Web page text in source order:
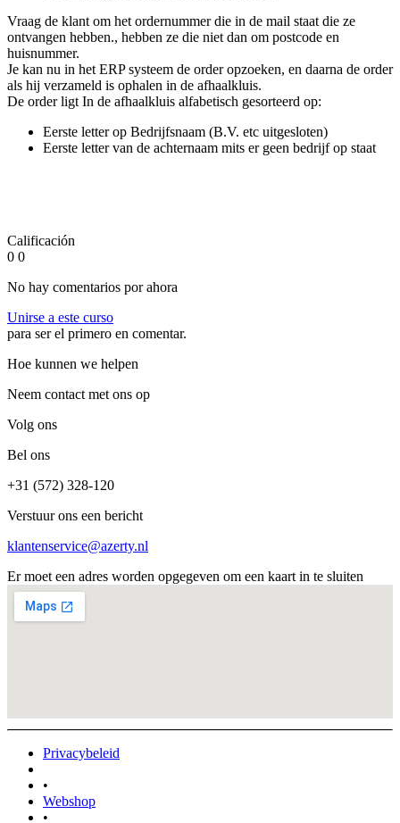
Vraag de klant om het ordernummer die in de mail staat die ze
ontvangen hebben., hebben ze die niet dan om postcode en
huisnummer.
Je kan nu in het ERP systeem de order opzoeken, en daarna de order
als hij verzameld is ophalen in de afhaalkluis.
De order ligt In de afhaalkluis alfabetisch gesorteerd op:
Eerste letter op Bedrijfsnaam (B.V. etc uitgesloten)
Eerste letter van de achternaam mits er geen bedrijf op staat
Calificación
0 0
No hay comentarios por ahora
Unirse a este curso
para ser el primero en comentar.
Hoe kunnen we helpen
Neem contact met ons op
Volg ons
Bel ons
+31 (572) 328-120
Verstuur ons een bericht
klantenservice@azerty.nl
Er moet een adres worden opgegeven om een kaart in te sluiten
Privacybeleid
•
Webshop
•